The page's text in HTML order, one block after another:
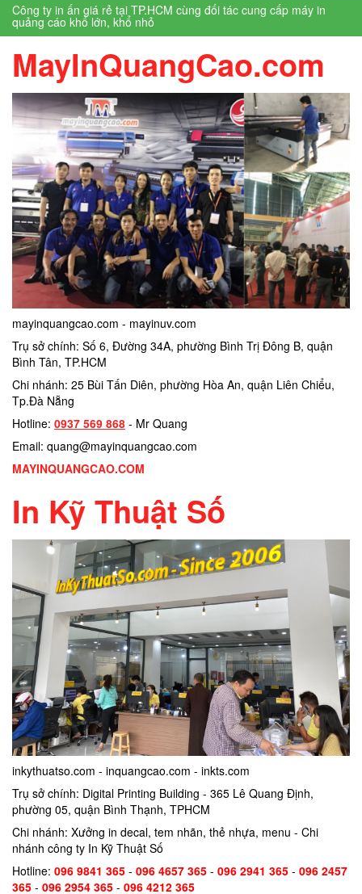
Công ty in ấn giá rẻ tại TP.HCM cùng đối tác cung cấp máy in
quảng cáo khổ lớn, khổ nhỏ
MayInQuangCao.com
mayinquangcao.com - mayinuv.com
Trụ sở chính: Số 6, Đường 34A, phường Bình Trị Đông B, quận
Bình Tân, TP.HCM
Chi nhánh: 25 Bùi Tấn Diên, phường Hòa An, quận Liên Chiểu,
Tp.Đà Nẵng
Hotline: 0937 569 868 - Mr Quang
Email: quang@mayinquangcao.com
MAYINQUANGCAO.COM
In Kỹ Thuật Số
inkythuatso.com - inquangcao.com - inkts.com
Trụ sở chính: Digital Printing Building - 365 Lê Quang Định,
phường 05, quận Bình Thạnh, TPHCM
Chi nhánh: Xưởng in decal, tem nhãn, thẻ nhựa, menu - Chi
nhánh công ty In Kỹ Thuật Số
Hotline: 096 9841 365 - 096 4657 365 - 096 2941 365 - 096 2457
365 - 096 2954 365 - 096 4212 365